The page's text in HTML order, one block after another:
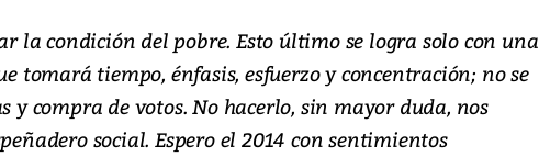
la condición del pobre. Esto último se logra solo con una
tomará tiempo, énfasis, esfuerzo y concentración; no se
y compra de votos. No hacerlo, sin mayor duda, nos
social. Espero el 2014 con sentimientos